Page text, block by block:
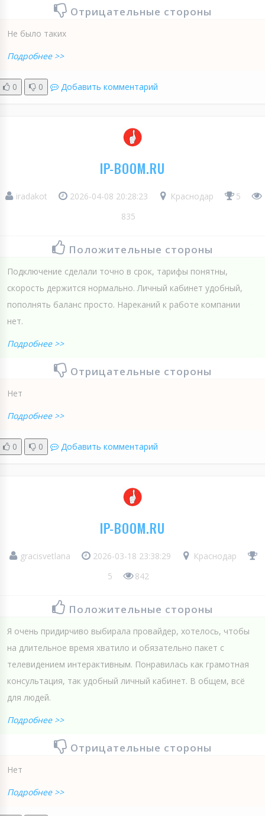
Отрицательные стороны
Не было таких
Подробнее >>
0 0 Добавить комментарий
IP-BOOM.RU
iradakot 2026-04-08 20:28:23 Краснодар
5
835
Положительные стороны
Подключение сделали точно в срок, тарифы понятны,
скорость держится нормально. Личный кабинет удобный,
пополнять баланс просто. Нареканий к работе компании
нет.
Подробнее >>
Отрицательные стороны
Нет
Подробнее >>
0 0 Добавить комментарий
IP-BOOM.RU
gracisvetlana 2026-03-18 23:38:29
Краснодар
5
842
Положительные стороны
Я очень придирчиво выбирала провайдер, хотелось, чтобы
на длительное время хватило и обязательно пакет с
телевидением интерактивным. Понравилась как грамотная
консультация, так удобный личный кабинет. В общем, всё
для людей.
Подробнее >>
Отрицательные стороны
Нет
Подробнее >>